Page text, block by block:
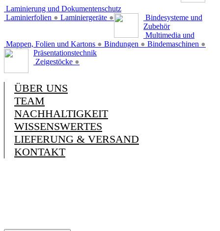
Laminierung und Dokumentenschutz
Laminierfolien ● Laminiergeräte ●
Bindesysteme und
Zubehör
Mappen, Folien und Kartons ● Bindungen ● Bindemaschinen ●
Multimedia und
Präsentationstechnik
Zeigestöcke ●
ÜBER UNS
TEAM
NACHHALTIGKEIT
WISSENSWERTES
LIEFERUNG & VERSAND
KONTAKT